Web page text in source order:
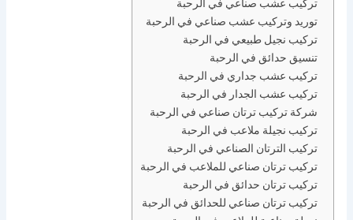
تركيب عشب صناعي في الرحبة
توريد وتركيب عشب صناعي في الرحبة
تركيب نجيل طبيعي في الرحبة
تنسيق حدائق في الرحبة
تركيب عشب جداري في الرحبة
تركيب عشب الجدار في الرحبة
شركة تركيب ترتان صناعي في الرحبة
تركيب نجيلة ملاعب في الرحبة
تركيب الترتان الصناعي في الرحبة
تركيب ترتان صناعي للملاعب في الرحبة
تركيب ترتان حدائق في الرحبة
تركيب ترتان صناعي للحدائق في الرحبة